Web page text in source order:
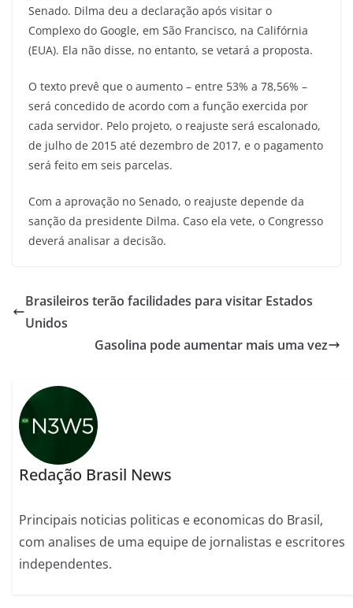
Senado. Dilma deu a declaração após visitar o
Complexo do Google, em São Francisco, na Califórnia
(EUA). Ela não disse, no entanto, se vetará a proposta.
O texto prevê que o aumento – entre 53% a 78,56% –
será concedido de acordo com a função exercida por
cada servidor. Pelo projeto, o reajuste será escalonado,
de julho de 2015 até dezembro de 2017, e o pagamento
será feito em seis parcelas.
Com a aprovação no Senado, o reajuste depende da
sanção da presidente Dilma. Caso ela vete, o Congresso
deverá analisar a decisão.
Brasileiros terão facilidades para visitar Estados
Unidos
Gasolina pode aumentar mais uma vez
Redação Brasil News
Principais noticias politicas e economicas do Brasil,
com analises de uma equipe de jornalistas e escritores
independentes.